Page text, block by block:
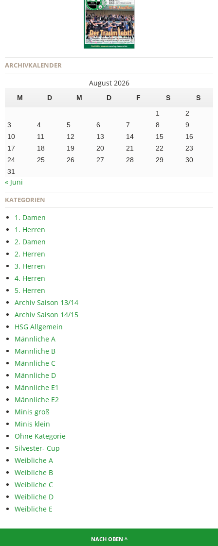
ARCHIVKALENDER
August 2026
M D M D F S
S
1
2
3
4 5 6 7 8
9
10
11 12 13 14 15
16
17
18 19 20 21 22
23
24
25 26 27 28 29
30
31
« Juni
KATEGORIEN
1. Damen
1. Herren
2. Damen
2. Herren
3. Herren
4. Herren
5. Herren
Archiv Saison 13/14
Archiv Saison 14/15
HSG Allgemein
Männliche A
Männliche B
Männliche C
Männliche D
Männliche E1
Männliche E2
Minis groß
Minis klein
Ohne Kategorie
Silvester- Cup
Weibliche A
Weibliche B
Weibliche C
Weibliche D
Weibliche E
NACH OBEN ^